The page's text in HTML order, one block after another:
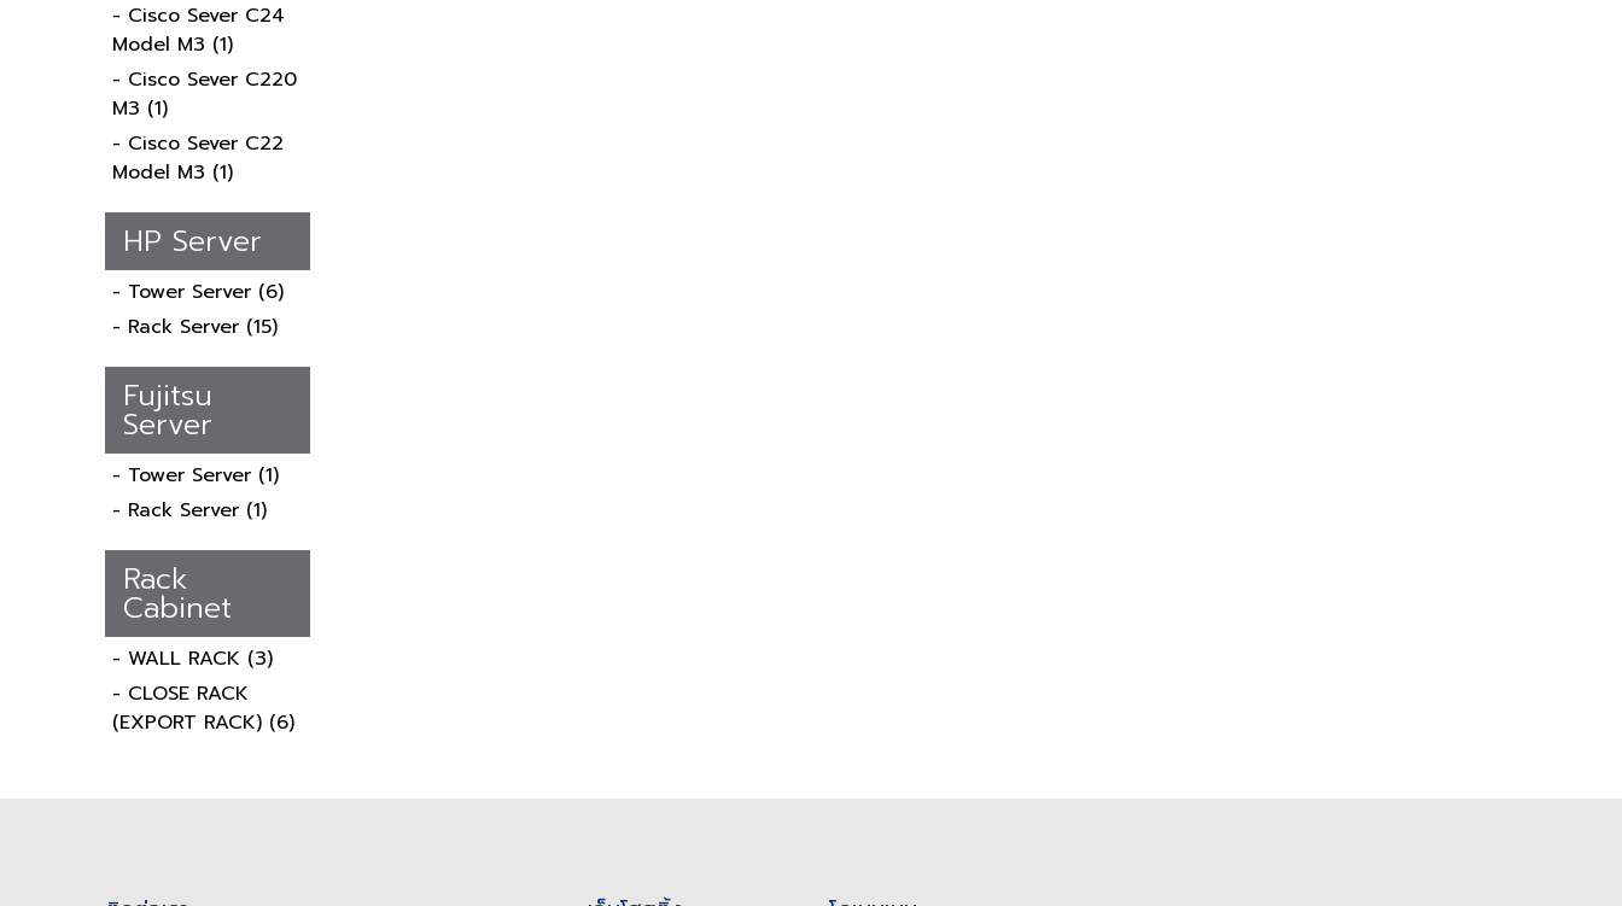
- Cisco Sever C24
Model M3 (1)
- Cisco Sever C220
M3 (1)
- Cisco Sever C22
Model M3 (1)
HP Server
- Tower Server (6)
- Rack Server (15)
Fujitsu
Server
- Tower Server (1)
- Rack Server (1)
Rack
Cabinet
- WALL RACK (3)
- CLOSE RACK
(EXPORT RACK) (6)